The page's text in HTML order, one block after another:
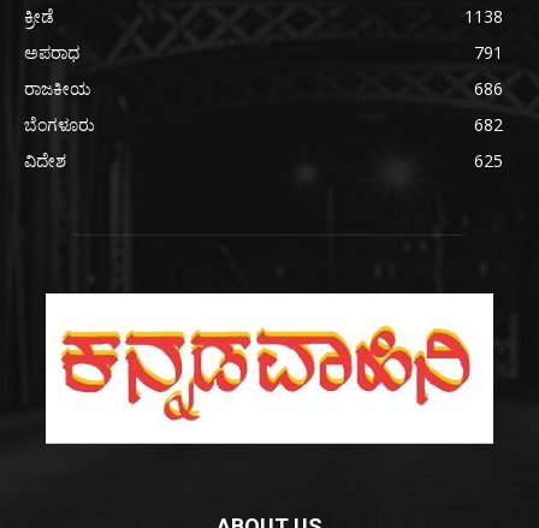
ಕ್ರೀಡೆ
1138
ಅಪರಾಧ
791
ರಾಜಕೀಯ
686
ಬೆಂಗಳೂರು
682
ವಿದೇಶ
625